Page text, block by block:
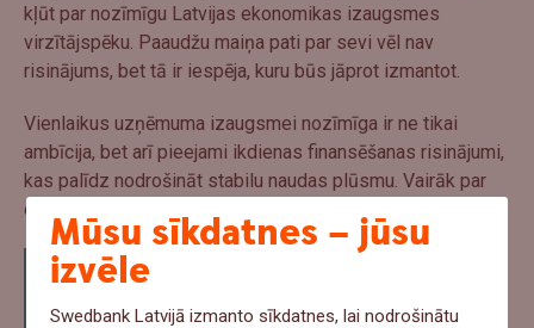
kļūt par nozīmīgu Latvijas ekonomikas izaugsmes
virzītājspēku. Paaudžu maiņa pati par sevi vēl nav
risinājums, bet tā ir iespēja, kuru būs jāprot izmantot.
Vienlaikus uzņēmuma izaugsmei nozīmīga ir ne tikai
ambīcija, bet arī pieejami ikdienas finansēšanas risinājumi,
kas palīdz nodrošināt stabilu naudas plūsmu. Vairāk par
overdrafta risinājumiem lasi
Šo un citas uzņēmējam saistošas tēmas
risinājām sarunu festivālā LAMPA uz
Mūsu sīkdatnes – jūsu
izvēle
Swedbank Latvijā izmanto sīkdatnes, lai nodrošinātu